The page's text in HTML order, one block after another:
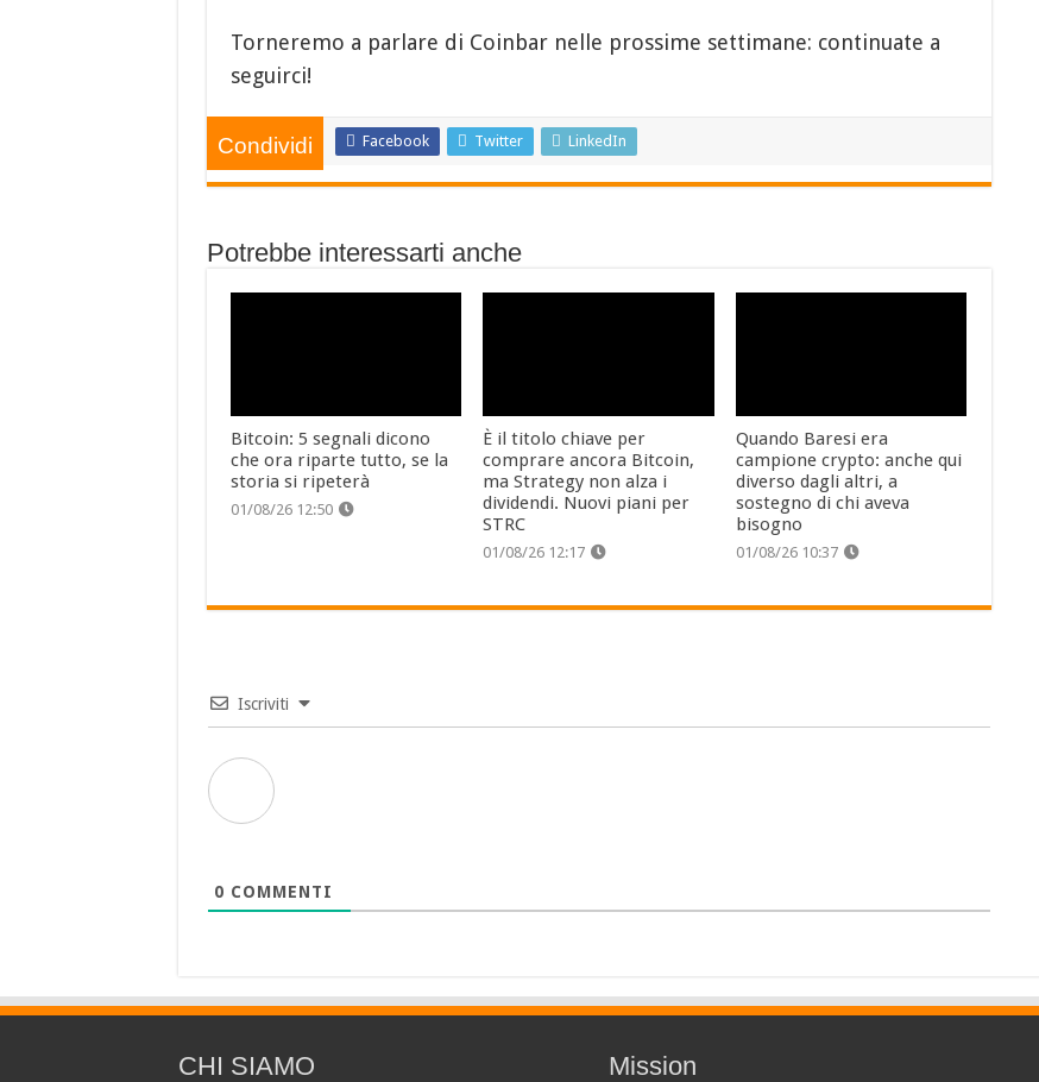
Torneremo a parlare di Coinbar nelle prossime settimane: continuate a
seguirci!
Condividi Facebook Twitter LinkedIn
Potrebbe interessarti anche
Bitcoin: 5 segnali dicono
che ora riparte tutto, se la
storia si ripeterà
01/08/26 12:50
È il titolo chiave per
comprare ancora Bitcoin,
ma Strategy non alza i
dividendi. Nuovi piani per
STRC
01/08/26 12:17
Quando Baresi era
campione crypto: anche qui
diverso dagli altri, a
sostegno di chi aveva
bisogno
01/08/26 10:37
Iscriviti
0 COMMENTI
CHI SIAMO Mission